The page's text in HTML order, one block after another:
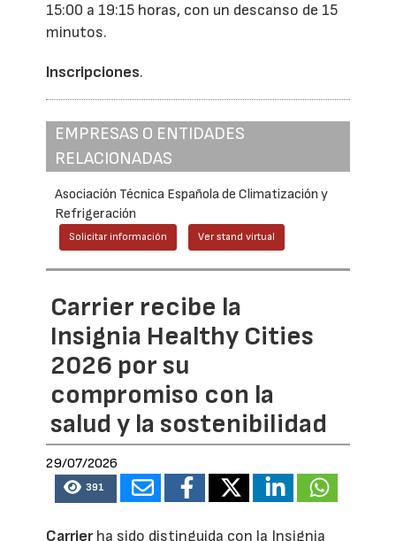
15:00 a 19:15 horas, con un descanso de 15
minutos.
Inscripciones.
EMPRESAS O ENTIDADES
RELACIONADAS
Asociación Técnica Española de Climatización y
Refrigeración
Solicitar información Ver stand virtual
Carrier recibe la
Insignia Healthy Cities
2026 por su
compromiso con la
salud y la sostenibilidad
29/07/2026
391
Carrierha sido distinguida con la Insignia